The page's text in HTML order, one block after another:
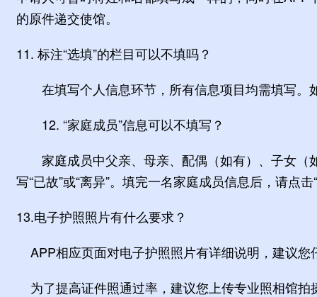
的原件递交使馆。
11. 标注“选填”的栏目可以不填吗？
在填写个人信息环节，所有信息项目均需填写。
12. “家庭成员”信息可以不填写？
家庭成员中父亲、母亲、配偶（如有）、子女（
写“已故”或“离异”。填完一名家庭成员信息后，请点
13.电子护照照片有什么要求？
APP相应页面对电子护照照片有详细说明，建议您
为了提高证件照通过率，建议您上传专业照相馆